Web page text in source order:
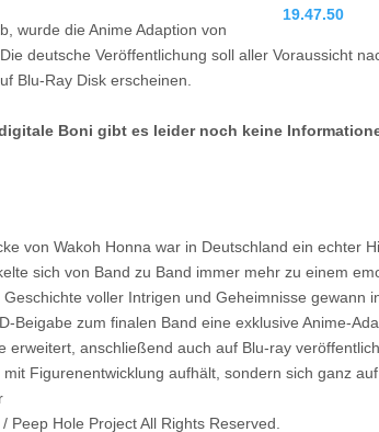
wurde die Anime Adaption von
deutsche Veröffentlichung soll aller Voraussicht
Blu-Ray Disk erscheinen.
Boni gibt es leider noch keine
von Wakoh Honna war in Deutschland ein echter
sich von Band zu Band immer mehr zu einem
voller Intrigen und Geheimnisse gewann
Beigabe zum finalen Band eine exklusive Anime-
erweitert, anschließend auch auf Blu-ray
Figurenentwicklung aufhält, sondern sich ganz
Hole Project All Rights Reserved.